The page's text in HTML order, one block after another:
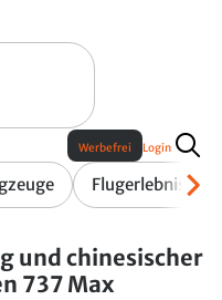
Flugerlebnis
Werbefrei Login
und chinesischer
737 Max